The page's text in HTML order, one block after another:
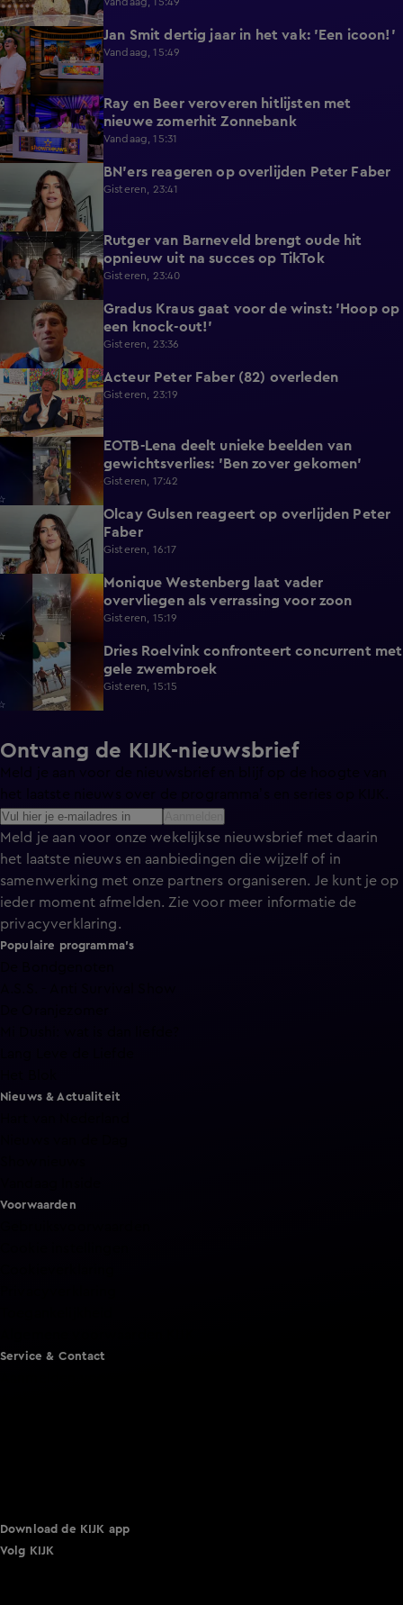
7:33 Jan Smit dertig jaar in het vak: 'Een icoon!'
Vandaag, 15:49
4:47
Ray en Beer veroveren hitlijsten met
nieuwe zomerhit Zonnebank
Vandaag, 15:31
BN'ers reageren op overlijden Peter Faber
Gisteren, 23:41
1:29
Rutger van Barneveld brengt oude hit
opnieuw uit na succes op TikTok
Gisteren, 23:40
Gradus Kraus gaat voor de winst: 'Hoop op
een knock-out!'
Gisteren, 23:36
2:11 Acteur Peter Faber (82) overleden
Gisteren, 23:19
0:13
EOTB-Lena deelt unieke beelden van
gewichtsverlies: 'Ben zover gekomen'
Gisteren, 17:42
Olcay Gulsen reageert op overlijden Peter
Faber
Gisteren, 16:17
Monique Westenberg laat vader
overvliegen als verrassing voor zoon
Gisteren, 15:19
0:17
Dries Roelvink confronteert concurrent met
gele zwembroek
Gisteren, 15:15
Ontvang de KIJK-nieuwsbrief
Meld je aan voor onze wekelijkse nieuwsbrief met daarin
het laatste nieuws en aanbiedingen die wijzelf of in
samenwerking met onze partners organiseren. Je kunt je op
ieder moment afmelden. Zie voor meer informatie de
privacyverklaring.
Populaire programma's
Nieuws & Actualiteit
Voorwaarden
Service & Contact
Download de KIJK app
Volg KIJK